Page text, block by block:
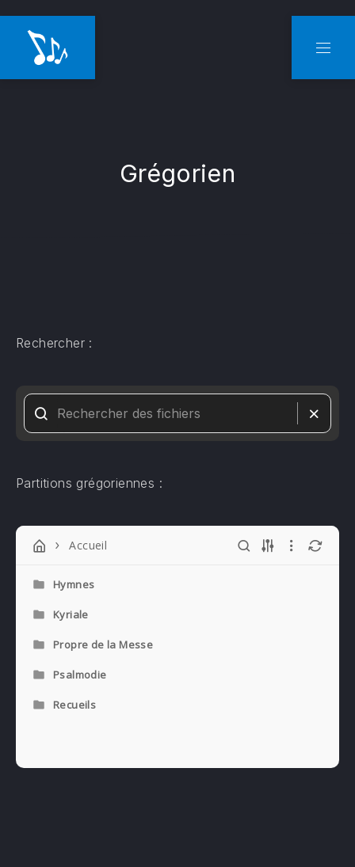
Grégorien
Rechercher :
Partitions grégoriennes :
Accueil
Hymnes
Kyriale
Propre de la Messe
Psalmodie
Recueils